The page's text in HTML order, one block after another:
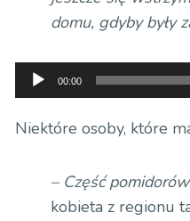
domu, gdyby były
Odtwarzacz
plików
dźwiękowych
00:00
Niektóre osoby, które
– Część
kobieta z regionu